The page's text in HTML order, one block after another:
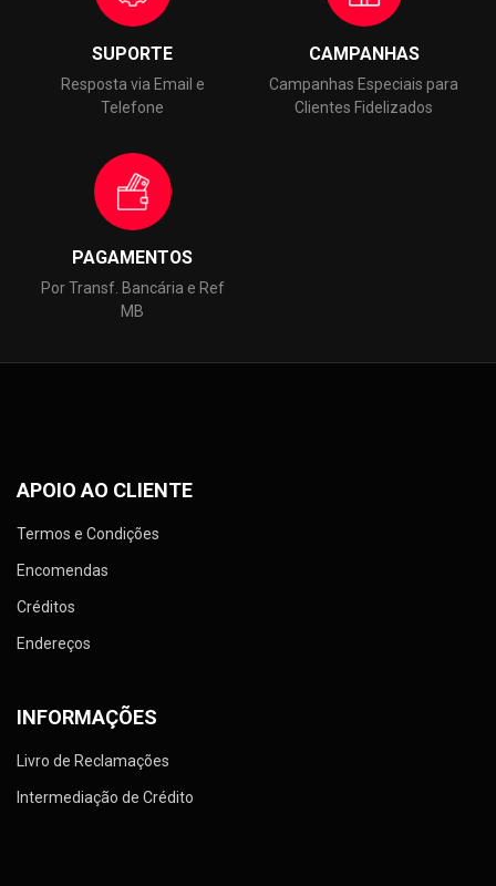
SUPORTE
Resposta via Email e
Telefone
CAMPANHAS
Campanhas Especiais para
Clientes Fidelizados
PAGAMENTOS
Por Transf. Bancária e Ref
MB
APOIO AO CLIENTE
Termos e Condições
Encomendas
Créditos
Endereços
INFORMAÇÕES
Livro de Reclamações
Intermediação de Crédito